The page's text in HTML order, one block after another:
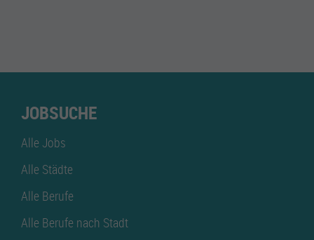
JOBSUCHE
Alle Jobs
Alle Städte
Alle Berufe
Alle Berufe nach Stadt